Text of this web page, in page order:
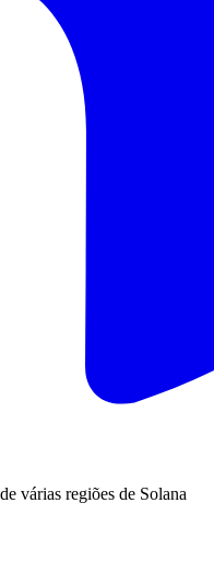
várias regiões de Solana